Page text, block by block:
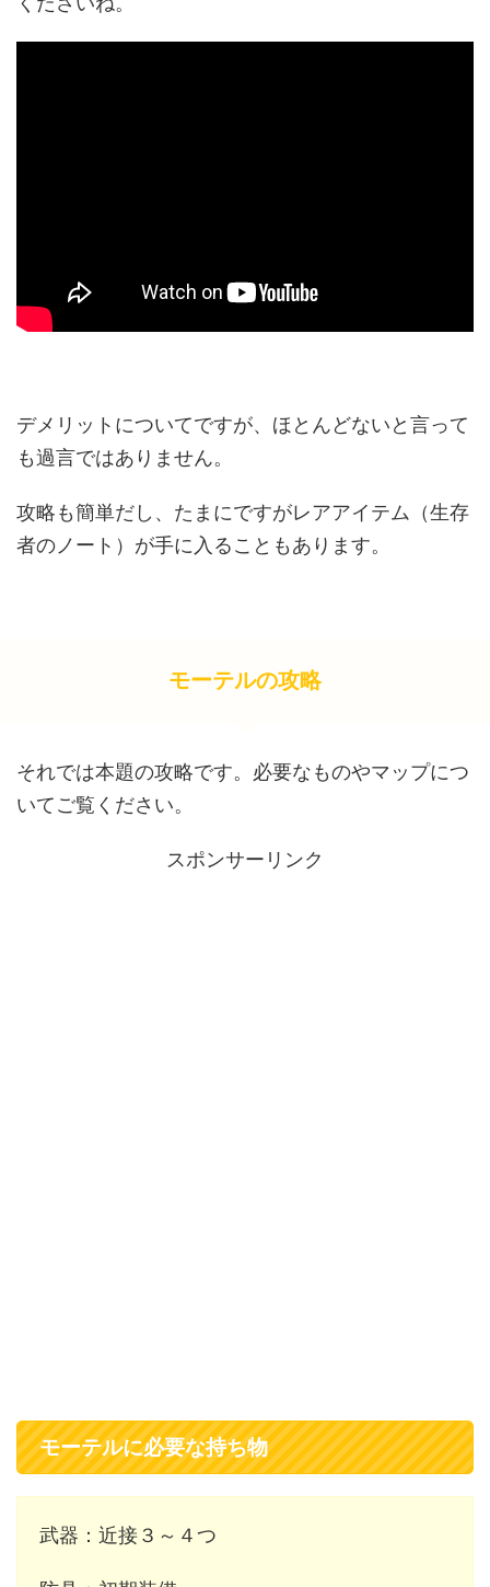
デメリットについてですが、ほとんどないと言って
も過言ではありません。
攻略も簡単だし、たまにですがレアアイテム（生存
者のノート）が手に入ることもあります。
モーテルの攻略
それでは本題の攻略です。必要なものやマップにつ
いてご覧ください。
スポンサーリンク
モーテルに必要な持ち物
武器：近接３～４つ